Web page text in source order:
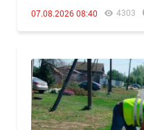
07.08.2026 08:40 4303